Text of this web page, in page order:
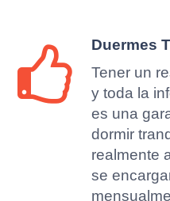
Duermes
Tener un
y toda la
es una
dormir
realmente
se